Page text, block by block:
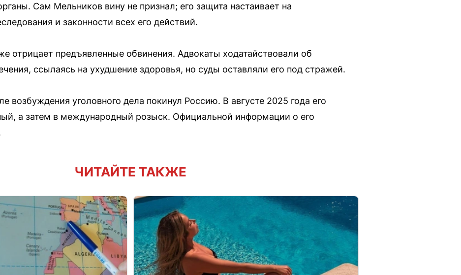
Сам Мельников вину не признал; его защита настаивает на
и законности всех его действий.
отрицает предъявленные обвинения. Адвокаты ходатайствовали об
ссылаясь на ухудшение здоровья, но суды оставляли его под стражей.
возбуждения уголовного дела покинул Россию. В августе 2025 года его
а затем в международный розыск. Официальной информации о его
ЧИТАЙТЕ ТАКЖЕ